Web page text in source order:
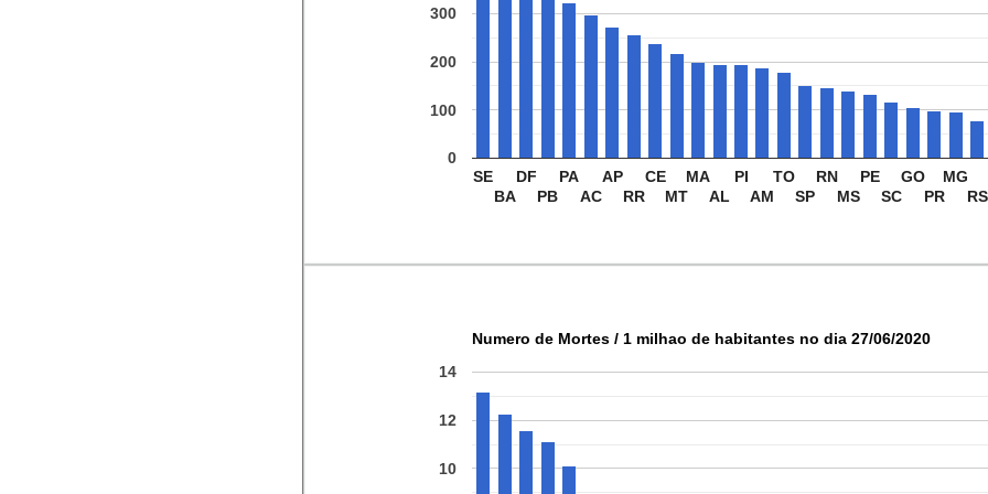
SE
BA
DF
PB
PA
AC
AP
RR
CE
MT
MA
AL
PI
AM
TO
SP
RN
MS
PE
SC
GO
PR
MG
RS
0
100
200
300
Numero de Mortes / 1 milhao de habitantes no dia 27/06/2020
10
12
14